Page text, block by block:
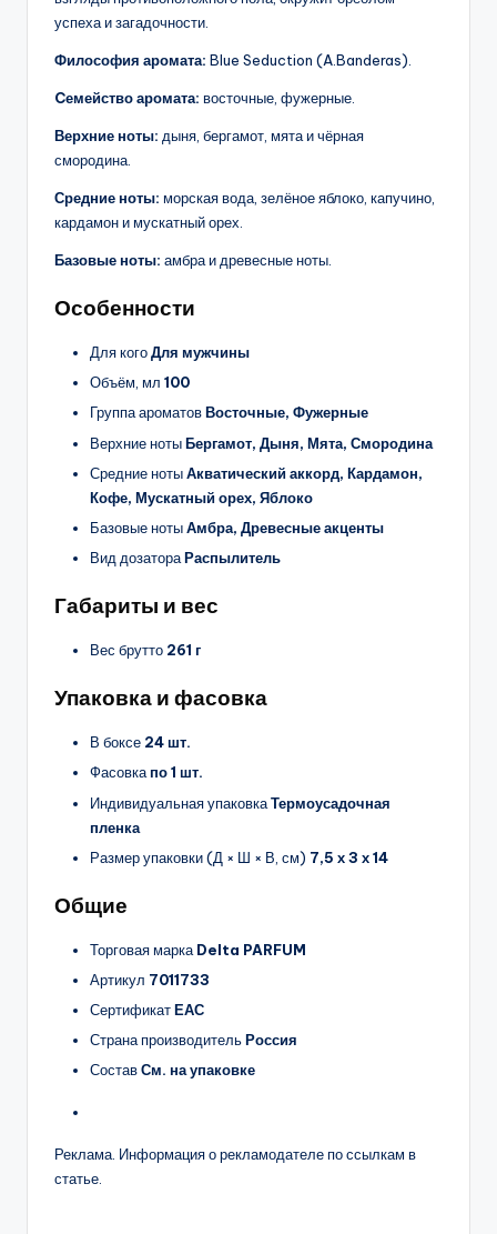
успеха и загадочности.
Философия аромата: Blue Seduction (A.Banderas).
Cемейство аромата: восточные, фужерные.
Верхние ноты: дыня, бергамот, мята и чёрная
смородина.
Средние ноты: морская вода, зелёное яблоко, капучино,
кардамон и мускатный орех.
Базовые ноты: амбра и древесные ноты.
Особенности
Для когоДля мужчины
Объём, мл 100
Группа ароматовВосточные, Фужерные
Верхние нотыБергамот, Дыня, Мята, Смородина
Средние нотыАкватический аккорд, Кардамон,
Кофе, Мускатный орех, Яблоко
Базовые нотыАмбра, Древесные акценты
Вид дозатораРаспылитель
Габариты и вес
Вес брутто 261 г
Упаковка и фасовка
В боксе 24 шт.
Фасовкапо 1 шт.
Индивидуальная упаковкаТермоусадочная
пленка
Размер упаковки (Д × Ш × В, см) 7,5 х 3 х 14
Общие
Торговая марка Delta PARFUM
Артикул 7011733
СертификатЕАС
Страна производительРоссия
СоставСм. на упаковке
Реклама. Информация о рекламодателе по ссылкам в
статье.